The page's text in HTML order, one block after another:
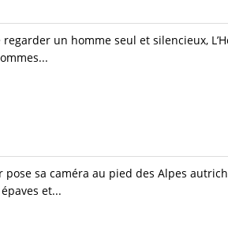
un homme seul et silencieux,
sa caméra au pied des Alpes
et...